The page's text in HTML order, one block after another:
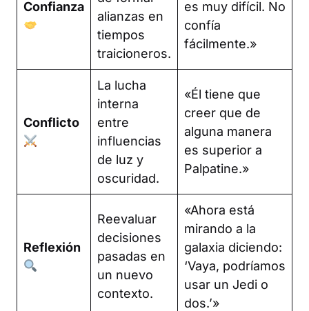
Confianza
alianzas en
tiempos
traicioneros.
es muy difícil. No
confía
fácilmente.»
Conflicto
La lucha
interna
entre
influencias
de luz y
oscuridad.
«Él tiene que
creer que de
alguna manera
es superior a
Palpatine.»
Reflexión
Reevaluar
decisiones
pasadas en
un nuevo
contexto.
«Ahora está
mirando a la
galaxia diciendo:
‘Vaya, podríamos
usar un Jedi o
dos.’»